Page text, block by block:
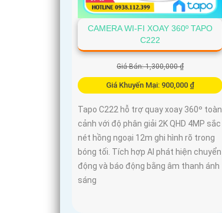
CAMERA WI-FI XOAY 360º TAPO
C222
Giá Bán: 1,300,000 ₫
Giá Khuyến Mại: 900,000 ₫
Tapo C222 hỗ trợ quay xoay 360º toàn
cảnh với độ phân giải 2K QHD 4MP sắc
nét hồng ngoại 12m ghi hình rõ trong
bóng tối. Tích hợp AI phát hiện chuyển
động và báo động bằng âm thanh ánh
sáng